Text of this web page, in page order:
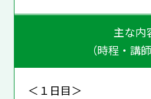
主な内
（時程・講
＜１日目＞